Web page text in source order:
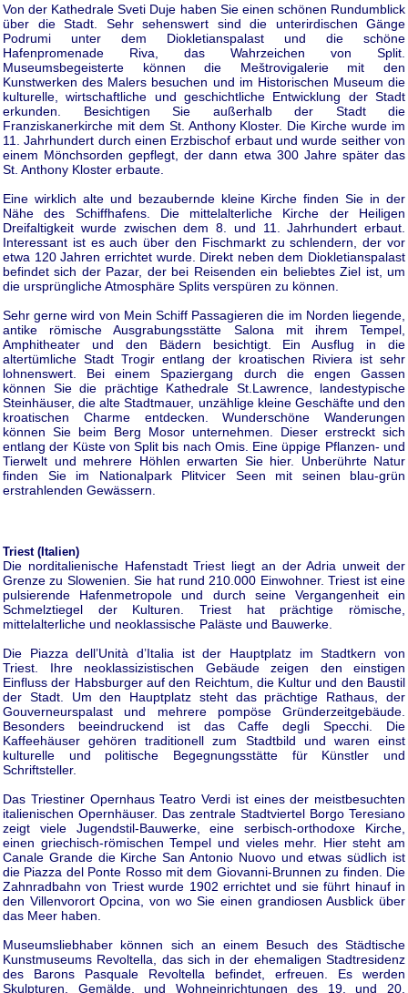
Von der Kathedrale Sveti Duje haben Sie einen schönen Rundumblick
über die Stadt. Sehr sehenswert sind die unterirdischen Gänge
Podrumi unter dem Diokletianspalast und die schöne
Hafenpromenade Riva, das Wahrzeichen von Split.
Museumsbegeisterte können die Meštrovigalerie mit den
Kunstwerken des Malers besuchen und im Historischen Museum die
kulturelle, wirtschaftliche und geschichtliche Entwicklung der Stadt
erkunden. Besichtigen Sie außerhalb der Stadt die
Franziskanerkirche mit dem St. Anthony Kloster. Die Kirche wurde im
11. Jahrhundert durch einen Erzbischof erbaut und wurde seither von
einem Mönchsorden gepflegt, der dann etwa 300 Jahre später das
St. Anthony Kloster erbaute.
Eine wirklich alte und bezaubernde kleine Kirche finden Sie in der
Nähe des Schiffhafens. Die mittelalterliche Kirche der Heiligen
Dreifaltigkeit wurde zwischen dem 8. und 11. Jahrhundert erbaut.
Interessant ist es auch über den Fischmarkt zu schlendern, der vor
etwa 120 Jahren errichtet wurde. Direkt neben dem Diokletianspalast
befindet sich der Pazar, der bei Reisenden ein beliebtes Ziel ist, um
die ursprüngliche Atmosphäre Splits verspüren zu können.
Sehr gerne wird von Mein Schiff Passagieren die im Norden liegende,
antike römische Ausgrabungsstätte Salona mit ihrem Tempel,
Amphitheater und den Bädern besichtigt. Ein Ausflug in die
altertümliche Stadt Trogir entlang der kroatischen Riviera ist sehr
lohnenswert. Bei einem Spaziergang durch die engen Gassen
können Sie die prächtige Kathedrale St.Lawrence, landestypische
Steinhäuser, die alte Stadtmauer, unzählige kleine Geschäfte und den
kroatischen Charme entdecken. Wunderschöne Wanderungen
können Sie beim Berg Mosor unternehmen. Dieser erstreckt sich
entlang der Küste von Split bis nach Omis. Eine üppige Pflanzen- und
Tierwelt und mehrere Höhlen erwarten Sie hier. Unberührte Natur
finden Sie im Nationalpark Plitvicer Seen mit seinen blau-grün
erstrahlenden Gewässern.
Triest (Italien)
Die norditalienische Hafenstadt Triest liegt an der Adria unweit der
Grenze zu Slowenien. Sie hat rund 210.000 Einwohner. Triest ist eine
pulsierende Hafenmetropole und durch seine Vergangenheit ein
Schmelztiegel der Kulturen. Triest hat prächtige römische,
mittelalterliche und neoklassische Paläste und Bauwerke.
Die Piazza dell’Unità d’Italia ist der Hauptplatz im Stadtkern von
Triest. Ihre neoklassizistischen Gebäude zeigen den einstigen
Einfluss der Habsburger auf den Reichtum, die Kultur und den Baustil
der Stadt. Um den Hauptplatz steht das prächtige Rathaus, der
Gouverneurspalast und mehrere pompöse Gründerzeitgebäude.
Besonders beeindruckend ist das Caffe degli Specchi. Die
Kaffeehäuser gehören traditionell zum Stadtbild und waren einst
kulturelle und politische Begegnungsstätte für Künstler und
Schriftsteller.
Das Triestiner Opernhaus Teatro Verdi ist eines der meistbesuchten
italienischen Opernhäuser. Das zentrale Stadtviertel Borgo Teresiano
zeigt viele Jugendstil-Bauwerke, eine serbisch-orthodoxe Kirche,
einen griechisch-römischen Tempel und vieles mehr. Hier steht am
Canale Grande die Kirche San Antonio Nuovo und etwas südlich ist
die Piazza del Ponte Rosso mit dem Giovanni-Brunnen zu finden. Die
Zahnradbahn von Triest wurde 1902 errichtet und sie führt hinauf in
den Villenvorort Opcina, von wo Sie einen grandiosen Ausblick über
das Meer haben.
Museumsliebhaber können sich an einem Besuch des Städtische
Kunstmuseums Revoltella, das sich in der ehemaligen Stadtresidenz
des Barons Pasquale Revoltella befindet, erfreuen. Es werden
Skulpturen, Gemälde, und Wohneinrichtungen des 19. und 20.